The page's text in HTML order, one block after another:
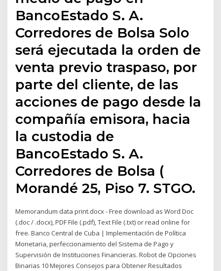
BancoEstado S. A.
Corredores de Bolsa Solo
será ejecutada la orden de
venta previo traspaso, por
parte del cliente, de las
acciones de pago desde la
compañía emisora, hacia
la custodia de
BancoEstado S. A.
Corredores de Bolsa (
Morandé 25, Piso 7. STGO.
Memorandum data print.docx - Free download as Word Doc
(.doc / .docx), PDF File (.pdf), Text File (.txt) or read online for
free. Banco Central de Cuba | Implementación de Política
Monetaria, perfeccionamiento del Sistema de Pago y
Supervisión de Instituciones Financieras. Robot de Opciones
Binarias 10 Mejores Consejos para Obtener Resultados